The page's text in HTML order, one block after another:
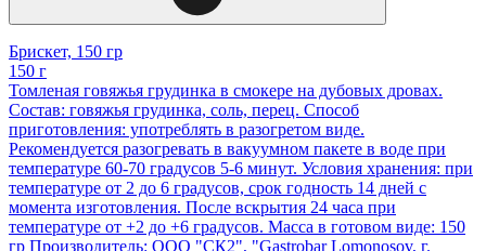
Брискет, 150 гр
150 г
Томленая говяжья грудинка в смокере на дубовых дровах.
Состав: говяжья грудинка, соль, перец. Способ
приготовления: употреблять в разогретом виде.
Рекомендуется разогревать в вакуумном пакете в воде при
температуре 60-70 градусов 5-6 минут. Условия хранения: при
температуре от 2 до 6 градусов, срок годность 14 дней с
момента изготовления. После вскрытия 24 часа при
температуре от +2 до +6 градусов. Масса в готовом виде: 150
гр Производитель: ООО "СК2", "Gastrobar Lomonosov, г.